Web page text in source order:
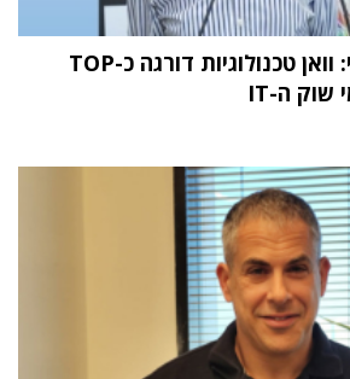
מחקר STKI השנתי: וואן טכנולוגיות דורגה כ-TOP